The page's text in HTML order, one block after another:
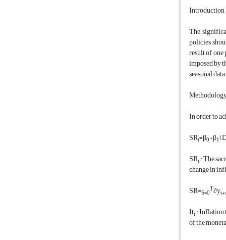
Introduction
The
policies,
result of
imposed by
seasonal
In order to
SRt=β0+β1(
SRt: The
change in
SR=S=0T∂y
Itt: Inflation
of the